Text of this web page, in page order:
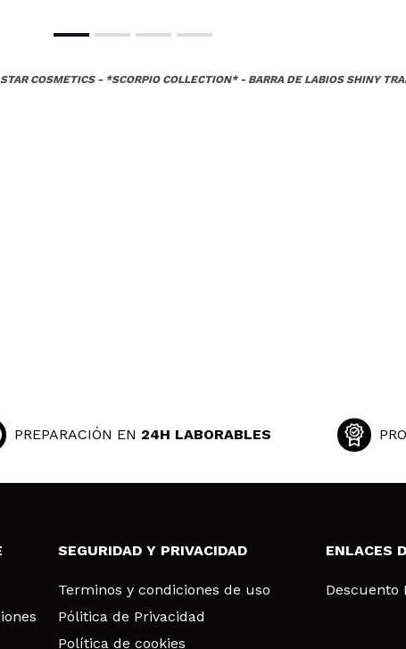
COSMETICS - *SCORPIO COLLECTION* - BARRA DE LABIOS SHINY
PREPARACIÓN EN 24H LABORABLES
SEGURIDAD Y PRIVACIDAD
Terminos y condiciones de uso
Pólitica de Privacidad
Política de cookies
ENLACES
Descuento